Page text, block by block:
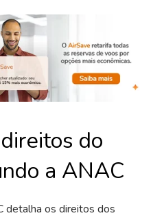
do
a ANAC
detalha os direitos dos